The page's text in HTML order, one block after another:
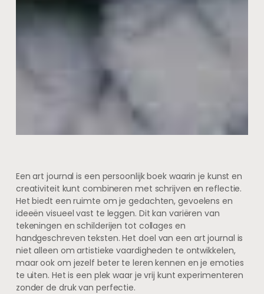
Een art journal is een persoonlijk boek waarin je kunst en
creativiteit kunt combineren met schrijven en reflectie.
Het biedt een ruimte om je gedachten, gevoelens en
ideeën visueel vast te leggen. Dit kan variëren van
tekeningen en schilderijen tot collages en
handgeschreven teksten. Het doel van een art journal is
niet alleen om artistieke vaardigheden te ontwikkelen,
maar ook om jezelf beter te leren kennen en je emoties
te uiten. Het is een plek waar je vrij kunt experimenteren
zonder de druk van perfectie.